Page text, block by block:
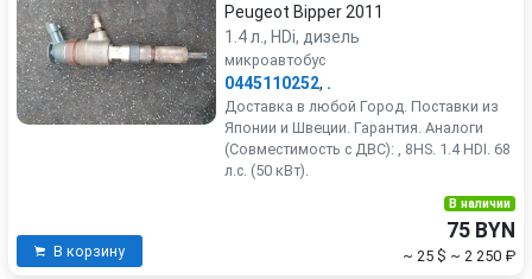
Peugeot Bipper 2011
1.4 л., HDi, дизель
микроавтобус
0445110252, .
Доставка в любой Город. Поставки из
Японии и Швеции. Гарантия. Аналоги
(Совместимость с ДВС): , 8HS. 1.4 HDI. 68
л.с. (50 кВт).
В корзину
В наличии
75 BYN
~ 25 $ ~ 2 250 ₽